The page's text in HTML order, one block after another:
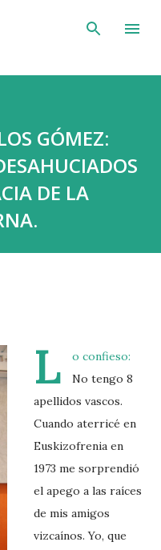
GÓMEZ:
DE LA
L
o confieso:
No tengo 8
apellidos vascos.
Cuando aterricé en
Euskizofrenia en
1973 me sorprendió
el apego a las raíces
de mis amigos
vizcaínos. Yo, que